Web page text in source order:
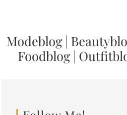
Modeblog|
Foodblog|